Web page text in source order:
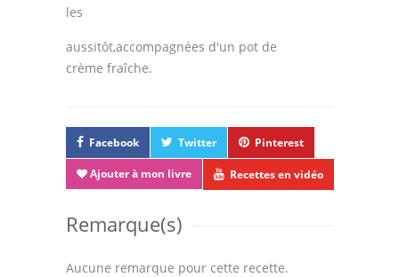
les
aussitôt,accompagnées d'un pot de
crème fraîche.
Facebook Twitter Pinterest
Ajouter à mon livre Recettes en vidéo
Remarque(s)
Aucune remarque pour cette recette.